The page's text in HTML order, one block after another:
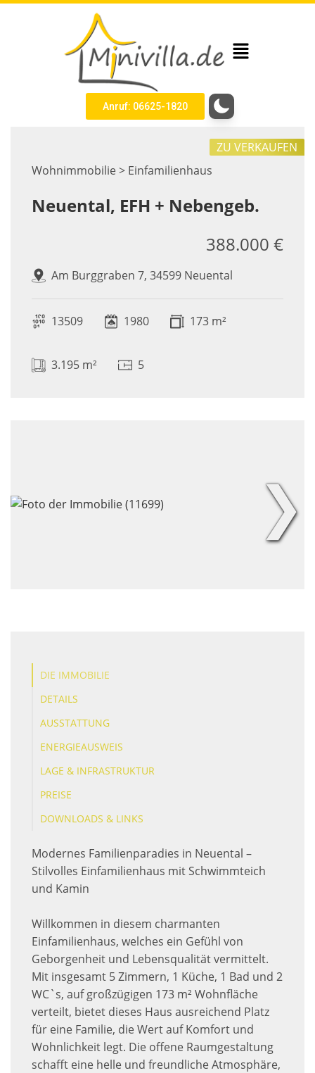
Anruf: 06625-1820
Wohnimmobilie > Einfamilienhaus
ZU VERKAUFEN
Neuental, EFH + Nebengeb.
Am Burggraben 7, 34599 Neuental
388.000 €
13509 1980 173 m²
3.195 m² 5
❯
DIE IMMOBILIE
DETAILS
AUSSTATTUNG
ENERGIEAUSWEIS
LAGE & INFRASTRUKTUR
PREISE
DOWNLOADS & LINKS
Modernes Familienparadies in Neuental –
Stilvolles Einfamilienhaus mit Schwimmteich
und Kamin
Willkommen in diesem charmanten
Einfamilienhaus, welches ein Gefühl von
Geborgenheit und Lebensqualität vermittelt.
Mit insgesamt 5 Zimmern, 1 Küche, 1 Bad und 2
WC`s, auf großzügigen 173 m² Wohnfläche
verteilt, bietet dieses Haus ausreichend Platz
für eine Familie, die Wert auf Komfort und
Wohnlichkeit legt. Die offene Raumgestaltung
schafft eine helle und freundliche Atmosphäre,